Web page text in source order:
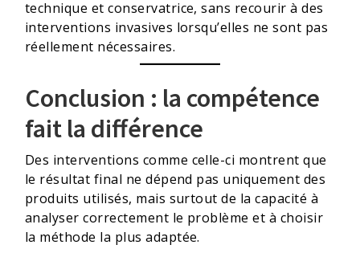
technique et conservatrice, sans recourir à des
interventions invasives lorsqu’elles ne sont pas
réellement nécessaires.
Conclusion : la compétence
fait la différence
Des interventions comme celle-ci montrent que
le résultat final ne dépend pas uniquement des
produits utilisés, mais surtout de la capacité à
analyser correctement le problème et à choisir
la méthode la plus adaptée.